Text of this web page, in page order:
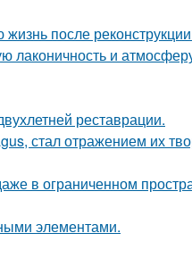
после
лаконичность и
реставрации.
стал отражением их
в ограниченном
элементами.